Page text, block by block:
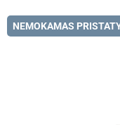
NEMOKAMAS